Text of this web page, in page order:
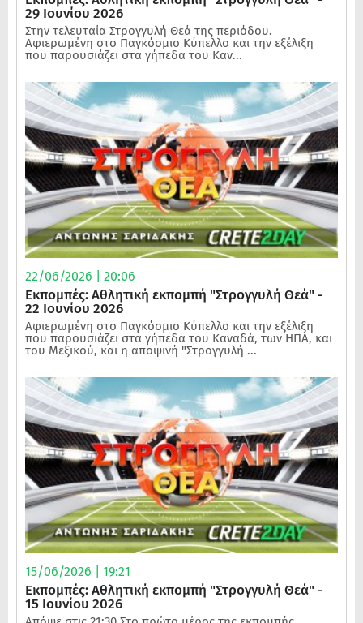
29 Ιουνίου 2026
Στην τελευταία Στρογγυλή Θεά της περιόδου.
Αφιερωμένη στο Παγκόσμιο Κύπελλο και την εξέλιξη
που παρουσιάζει στα γήπεδα του Καν...
22/06/2026 | 20:06
Εκπομπές: Αθλητική εκπομπή "Στρογγυλή Θεά" -
22 Ιουνίου 2026
Αφιερωμένη στο Παγκόσμιο Κύπελλο και την εξέλιξη
που παρουσιάζει στα γήπεδα του Καναδά, των ΗΠΑ, και
του Μεξικού, και η αποψινή "Στρογγυλή ...
15/06/2026 | 19:21
Εκπομπές: Αθλητική εκπομπή "Στρογγυλή Θεά" -
15 Ιουνίου 2026